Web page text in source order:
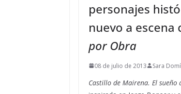
personajes
nuevo a escena
por Obra
08 de julio de 2013 Sara
Castillo de Mairena. El sueño